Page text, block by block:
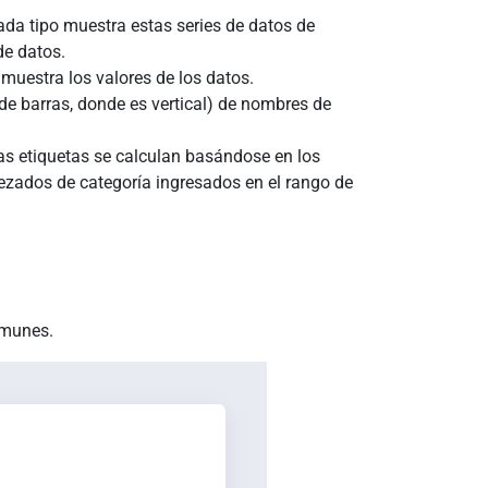
tipo muestra estas series de datos de
datos.
los valores de los datos.
barras, donde es vertical) de nombres de
etiquetas se calculan basándose en los
de categoría ingresados en el rango de